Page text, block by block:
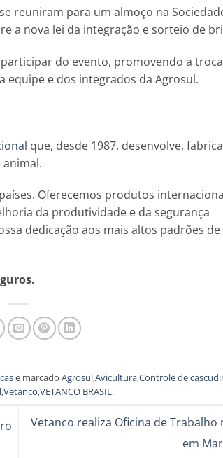
reuniram para um almoço na
a nova lei da integração e sorteio de
do evento, promovendo a
e dos integrados da Agrosul.
que, desde 1987, desenvolve,
Oferecemos produtos
da produtividade e da segurança
dedicação aos mais altos padrões
e marcado Agrosul,Avicultura,Controle de
,Vetanco,VETANCO BRASIL.
Vetanco realiza Oficina de Trabalho
em